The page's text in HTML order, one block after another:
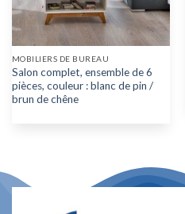
MOBILIERS DE BUREAU
Salon complet, ensemble de 6
pièces, couleur : blanc de pin /
brun de chêne